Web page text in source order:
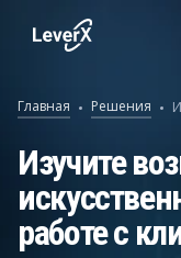
Внедрение SAP
Лицензии SAP
SAP BTP
Главная Решения
Изучите
работе с